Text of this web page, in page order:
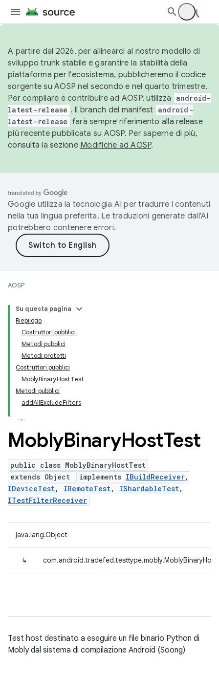
A partire dal 2026, per allinearci al nostro modello di
sviluppo trunk stabile e garantire la stabilità della
piattaforma per l'ecosistema, pubblicheremo il codice
sorgente su AOSP nel secondo e nel quarto trimestre.
Per compilare e contribuire ad AOSP, utilizza
android-
latest-release . Il branch del manifest android-
latest-release farà sempre riferimento alla release
più recente pubblicata su AOSP. Per saperne di più,
consulta la sezione Modifiche ad AOSP.
Google utilizza la tecnologia AI per tradurre i contenuti
nella tua lingua preferita. Le traduzioni generate dall'AI
potrebbero contenere errori.
AOSP
Su questa pagina
Riepilogo
Costruttori pubblici
Metodi pubblici
Metodi protetti
Costruttori pubblici
MoblyBinaryHostTest
Metodi pubblici
addAllExcludeFilters
MoblyBinaryHostTest
public class MoblyBinaryHostTest
extends Object
implements IBuildReceiver,
IDeviceTest, IRemoteTest, IShardableTest,
ITestFilterReceiver
java.lang.Object
↳
Test host destinato a eseguire un file binario Python di
Mobly dal sistema di compilazione Android (Soong)